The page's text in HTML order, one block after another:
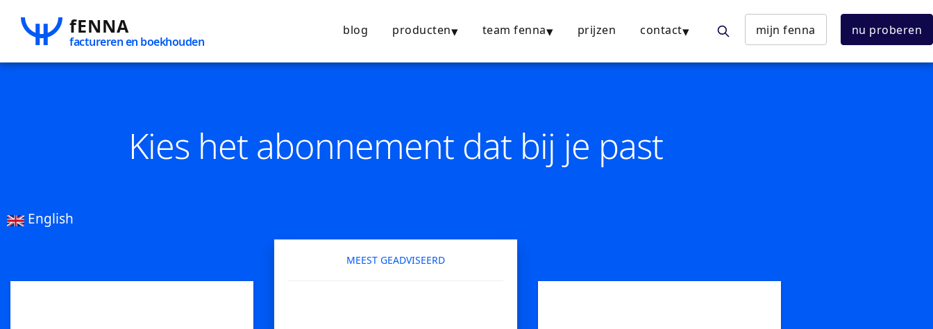
fENNA
factureren en boekhouden
blog producten team fenna prijzen contact mijn fenna nu proberen
Kies het abonnement dat bij je past
English
MEEST GEADVISEERD